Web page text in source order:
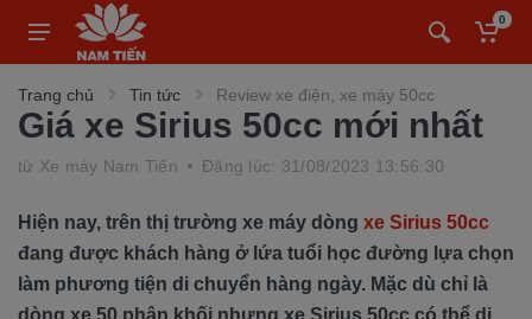
0
Trang chủ Tin tức Review xe điện, xe máy 50cc
Giá xe Sirius 50cc mới nhất
từ Xe máy Nam Tiến Đăng lúc: 31/08/2023 13:56:30
Hiện nay, trên thị trường xe máy dòng xe Sirius 50cc
đang được khách hàng ở lứa tuổi học đường lựa chọn
làm phương tiện di chuyển hàng ngày. Mặc dù chỉ là
dòng xe 50 phân khối nhưng xe Sirius 50cc có thể di